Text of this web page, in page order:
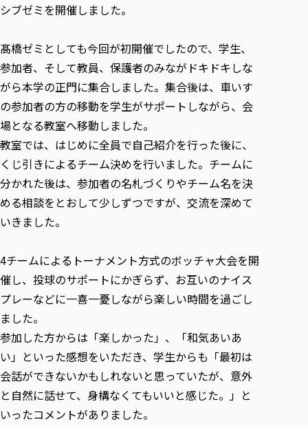
宿舎の紹介
学生自主活動支援
社会人学生の育児支援（一時預かり）
学生総合補償制度
スポーツ傷害保険
シブゼミを開催しました。
髙橋ゼミとしても今回が初開催でしたので、学生、
参加者、そして教員、保護者のみながドキドキしな
がら本学の正門に集合しました。集合後は、車いす
の参加者の方の移動を学生がサポートしながら、会
場となる教室へ移動しました。
教室では、はじめに全員で自己紹介を行った後に、
くじ引きによるチーム決めを行いました。チームに
分かれた後は、参加者の名札づくりやチーム名を決
める相談をとおして少しずつですが、交流を深めて
いきました。
4チームによるトーナメント方式のボッチャ大会を開
催し、投球のサポートにかぎらず、お互いのナイス
プレーなどに一喜一憂しながら楽しい時間を過ごし
ました。
参加した方からは「楽しかった」、「和気あいあ
い」といった感想をいただき、学生からも「最初は
会話ができないかもしれないと思っていたが、意外
と自然に話せて、身構なくてもいいと感じた。」と
いったコメントがありました。